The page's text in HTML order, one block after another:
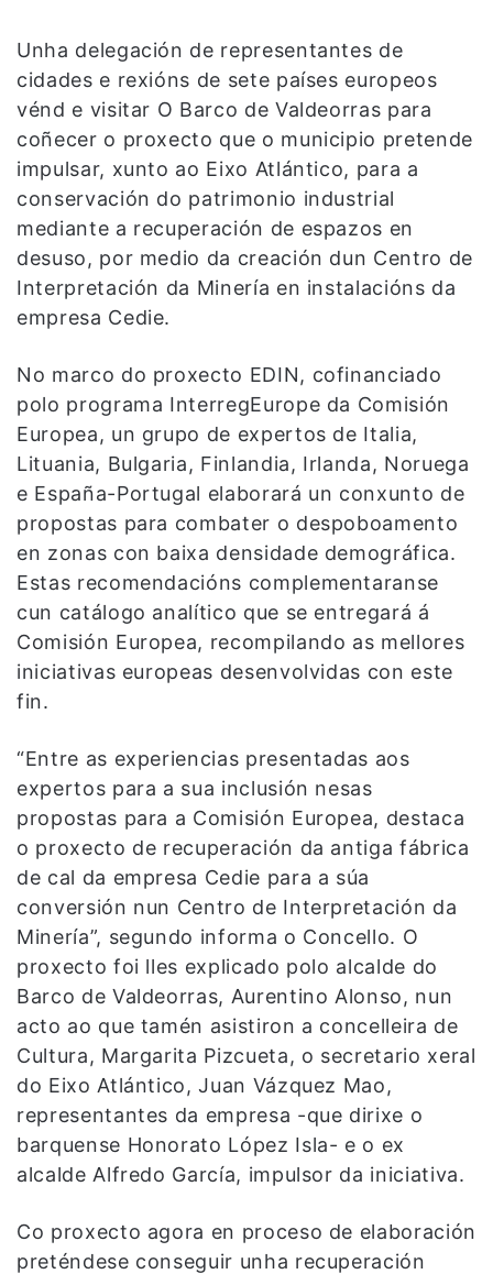
Unha delegación de representantes de
cidades e rexións de sete países europeos
vénd e visitar O Barco de Valdeorras para
coñecer o proxecto que o municipio pretende
impulsar, xunto ao Eixo Atlántico, para a
conservación do patrimonio industrial
mediante a recuperación de espazos en
desuso, por medio da creación dun Centro de
Interpretación da Minería en instalacións da
empresa Cedie.
No marco do proxecto EDIN, cofinanciado
polo programa InterregEurope da Comisión
Europea, un grupo de expertos de Italia,
Lituania, Bulgaria, Finlandia, Irlanda, Noruega
e España-Portugal elaborará un conxunto de
propostas para combater o despoboamento
en zonas con baixa densidade demográfica.
Estas recomendacións complementaranse
cun catálogo analítico que se entregará á
Comisión Europea, recompilando as mellores
iniciativas europeas desenvolvidas con este
fin.
“Entre as experiencias presentadas aos
expertos para a sua inclusión nesas
propostas para a Comisión Europea, destaca
o proxecto de recuperación da antiga fábrica
de cal da empresa Cedie para a súa
conversión nun Centro de Interpretación da
Minería”, segundo informa o Concello. O
proxecto foi lles explicado polo alcalde do
Barco de Valdeorras, Aurentino Alonso, nun
acto ao que tamén asistiron a concelleira de
Cultura, Margarita Pizcueta, o secretario xeral
do Eixo Atlántico, Juan Vázquez Mao,
representantes da empresa -que dirixe o
barquense Honorato López Isla- e o ex
alcalde Alfredo García, impulsor da iniciativa.
Co proxecto agora en proceso de elaboración
preténdese conseguir unha recuperación